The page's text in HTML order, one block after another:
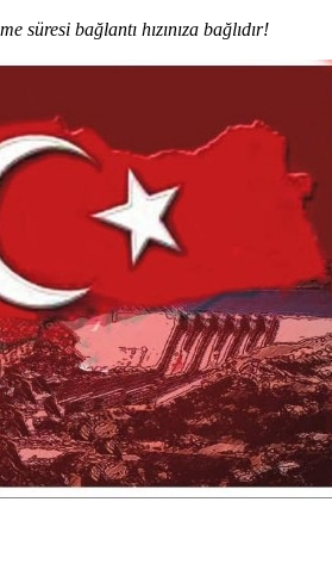
süresi bağlantı hızınıza bağlıdır!